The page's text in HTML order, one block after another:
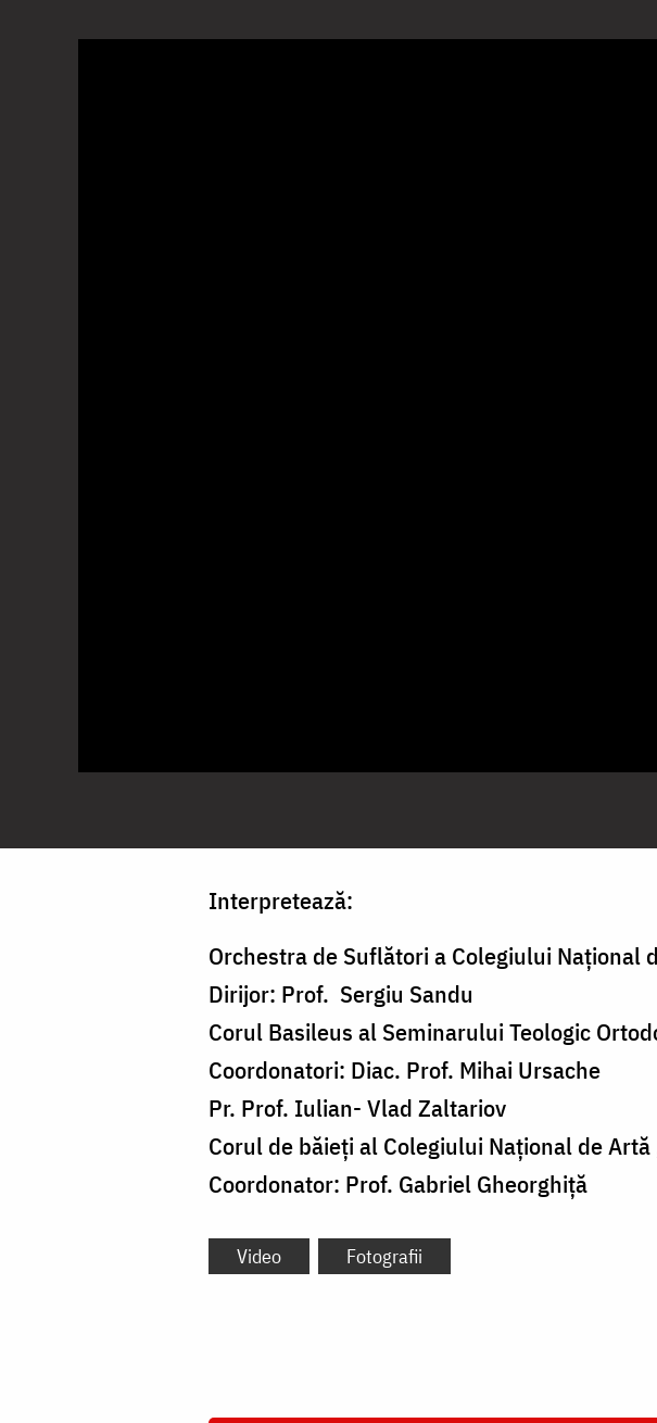
Interpretează:
Orchestra de Suflători a Colegiului Național
Dirijor: Prof. Sergiu Sandu
Corul Basileus al Seminarului Teologic
Coordonatori: Diac. Prof. Mihai Ursache
Pr. Prof. Iulian- Vlad Zaltariov
Corul de băieți al Colegiului Național de Artă
Coordonator: Prof. Gabriel Gheorghiță
Video Fotografii